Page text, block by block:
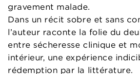
gravement malade.
Dans un récit sobre et sans
l’auteur raconte la folie du
entre sécheresse clinique et
intérieur, une expérience
rédemption par la littérature.